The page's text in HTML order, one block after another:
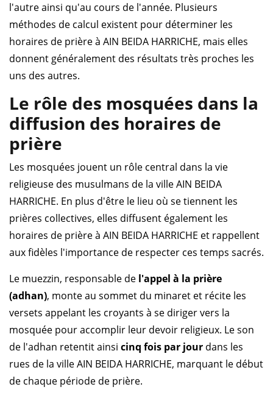
l'autre ainsi qu'au cours de l'année. Plusieurs
méthodes de calcul existent pour déterminer les
horaires de prière à AIN BEIDA HARRICHE, mais elles
donnent généralement des résultats très proches les
uns des autres.
Le rôle des mosquées dans la
diffusion des horaires de
prière
Les mosquées jouent un rôle central dans la vie
religieuse des musulmans de la ville AIN BEIDA
HARRICHE. En plus d'être le lieu où se tiennent les
prières collectives, elles diffusent également les
horaires de prière à AIN BEIDA HARRICHE et rappellent
aux fidèles l'importance de respecter ces temps sacrés.
Le muezzin, responsable de l'appel à la prière
(adhan), monte au sommet du minaret et récite les
versets appelant les croyants à se diriger vers la
mosquée pour accomplir leur devoir religieux. Le son
de l'adhan retentit ainsi cinq fois par jour dans les
rues de la ville AIN BEIDA HARRICHE, marquant le début
de chaque période de prière.